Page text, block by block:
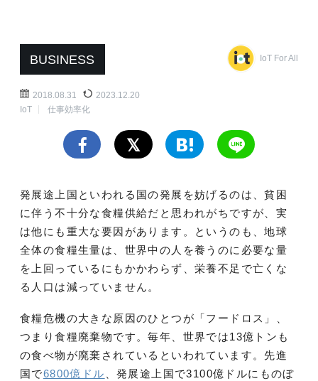
BUSINESS IoT For All
2018.08.31
2023.12.20
IoT
仕事効率化
発展途上国といわれる国の発展を妨げるのは、貧困
に伴う不十分な食糧供給だと思われがちですが、実
は他にも重大な要因があります。というのも、地球
全体の食糧生量は、世界中の人を養うのに必要な量
を上回っているにもかかわらず、栄養不足で亡くな
る人口は減っていません。
食糧危機の大きな原因のひとつが「フードロス」、
つまり食糧廃棄物です。毎年、世界では13億トンも
の食べ物が廃棄されているといわれています。先進
国で6800億ドル 、発展途上国で3100億ドルにものぼ